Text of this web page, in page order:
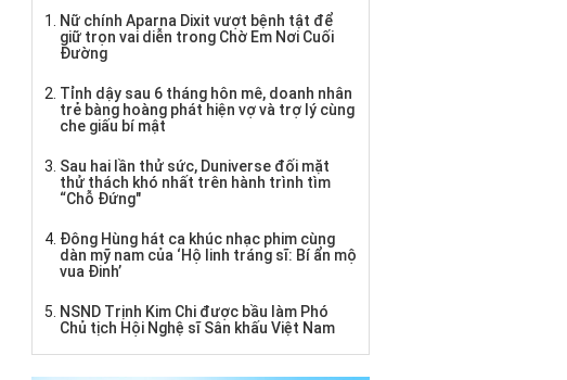
Nữ chính Aparna Dixit vượt bệnh tật để
giữ trọn vai diễn trong Chờ Em Nơi Cuối
Đường
Tỉnh dậy sau 6 tháng hôn mê, doanh nhân
trẻ bàng hoàng phát hiện vợ và trợ lý cùng
che giấu bí mật
Sau hai lần thử sức, Duniverse đối mặt
thử thách khó nhất trên hành trình tìm
“Chỗ Đứng"
Đông Hùng hát ca khúc nhạc phim cùng
dàn mỹ nam của ‘Hộ linh tráng sĩ: Bí ẩn mộ
vua Đinh’
NSND Trịnh Kim Chi được bầu làm Phó
Chủ tịch Hội Nghệ sĩ Sân khấu Việt Nam